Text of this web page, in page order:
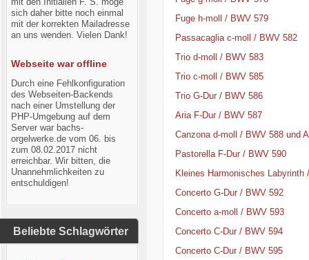
sich daher bitte noch einmal
mit der korrekten Mailadresse
an uns wenden. Vielen Dank!
Webseite war offline
Durch eine Fehlkonfiguration
des Webseiten-Backends
nach einer Umstellung der
PHP-Umgebung auf dem
Server war bachs-
orgelwerke.de vom 06. bis
zum 08.02.2017 nicht
erreichbar. Wir bitten, die
Unannehmlichkeiten zu
entschuldigen!
Beliebte Schlagwörter
Fuge h-moll / BWV 579
Passacaglia c-moll / BWV 582
Trio d-moll / BWV 583
Trio c-moll / BWV 585
Trio G-Dur / BWV 586
Aria F-Dur / BWV 587
Canzona d-moll / BWV 588 und
Pastorella F-Dur / BWV 590
Kleines Harmonisches Labyrinth
Concerto G-Dur / BWV 592
Concerto a-moll / BWV 593
Concerto C-Dur / BWV 594
Concerto C-Dur / BWV 595